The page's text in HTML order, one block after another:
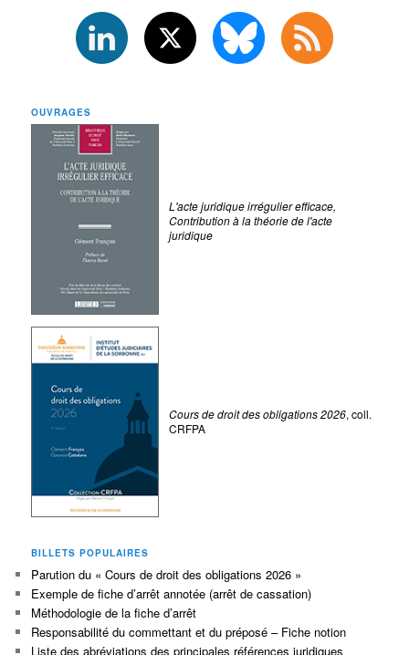
OUVRAGES
L'acte juridique irrégulier efficace,
Contribution à la théorie de l'acte
juridique
Cours de droit des obligations 2026, coll.
CRFPA
BILLETS POPULAIRES
Parution du « Cours de droit des obligations 2026 »
Exemple de fiche d’arrêt annotée (arrêt de cassation)
Méthodologie de la fiche d’arrêt
Responsabilité du commettant et du préposé – Fiche notion
Liste des abréviations des principales références juridiques